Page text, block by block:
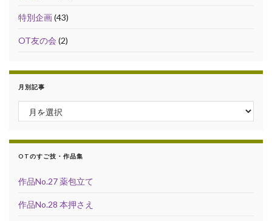
特別企画(43)
OT友の会 (2)
月別記事
月別記事
OTのすご技・作品集
作品No.27 薬包立て
作品No.28 本押さえ